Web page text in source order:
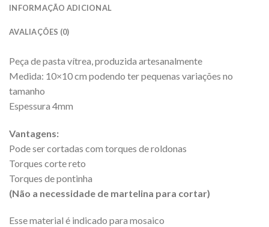
INFORMAÇÃO ADICIONAL
AVALIAÇÕES (0)
Peça de pasta vítrea, produzida artesanalmente
Medida: 10×10 cm podendo ter pequenas variações no
tamanho
Espessura 4mm
Vantagens:
Pode ser cortadas com torques de roldonas
Torques corte reto
Torques de pontinha
(Não a necessidade de martelina para cortar)
Esse material é indicado para mosaico